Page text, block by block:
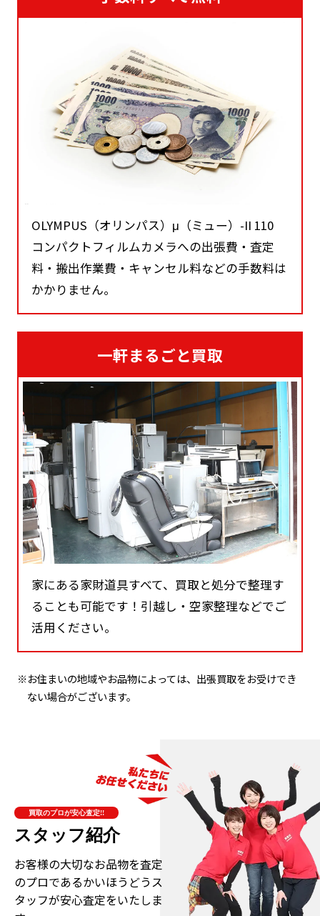
OLYMPUS（オリンパス）μ（ミュー）-II 110
コンパクトフィルムカメラへの出張費・査定
料・搬出作業費・キャンセル料などの手数料は
かかりません。
一軒まるごと買取
家にある家財道具すべて、買取と処分で整理す
ることも可能です！引越し・空家整理などでご
活用ください。
※お住まいの地域やお品物によっては、出張買取をお受けでき
ない場合がございます。
買取のプロが安心査定!!
スタッフ紹介
お客様の大切なお品物を査定
のプロであるかいほうどうス
タッフが安心査定をいたしま